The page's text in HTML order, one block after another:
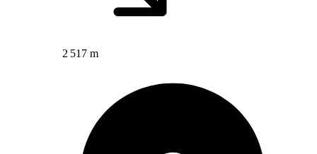
2 517 m